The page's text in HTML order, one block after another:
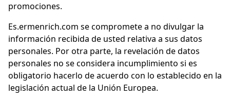
promociones.
Es.ermenrich.com se compromete a no divulgar la
información recibida de usted relativa a sus datos
personales. Por otra parte, la revelación de datos
personales no se considera incumplimiento si es
obligatorio hacerlo de acuerdo con lo establecido en la
legislación actual de la Unión Europea.